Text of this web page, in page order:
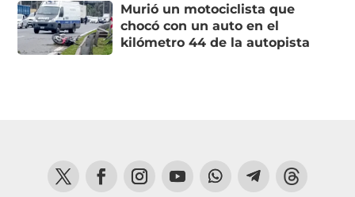
Murió un motociclista que
chocó con un auto en el
kilómetro 44 de la autopista